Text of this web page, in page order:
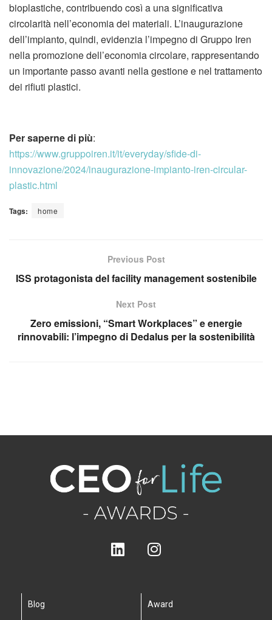
bioplastiche, contribuendo così a una significativa
circolarità nell’economia dei materiali. L’inaugurazione
dell’impianto, quindi, evidenzia l’impegno di Gruppo Iren
nella promozione dell’economia circolare, rappresentando
un importante passo avanti nella gestione e nel trattamento
dei rifiuti plastici.
Per saperne di più:
https://www.gruppoiren.it/it/everyday/sfide-di-
innovazione/2024/inaugurazione-impianto-iren-circular-
plastic.html
Tags: home
Previous Post
ISS protagonista del facility management sostenibile
Next Post
Zero emissioni, “Smart Workplaces” e energie
rinnovabili: l’impegno di Dedalus per la sostenibilità
Blog Award